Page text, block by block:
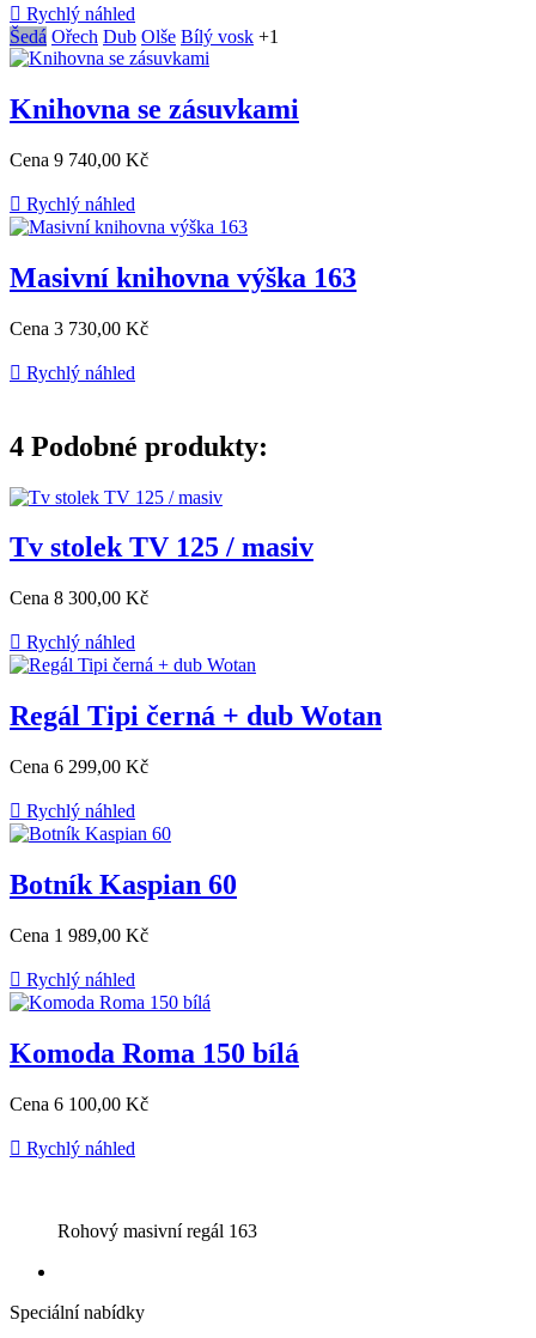
 Rychlý náhled
Šedá Ořech Dub Olše Bílý vosk +1
Knihovna se zásuvkami
Cena 9 740,00 Kč
 Rychlý náhled
Masivní knihovna výška 163
Cena 3 730,00 Kč
 Rychlý náhled
4 Podobné produkty:
Tv stolek TV 125 / masiv
Cena 8 300,00 Kč
 Rychlý náhled
Regál Tipi černá + dub Wotan
Cena 6 299,00 Kč
 Rychlý náhled
Botník Kaspian 60
Cena 1 989,00 Kč
 Rychlý náhled
Komoda Roma 150 bílá
Cena 6 100,00 Kč
 Rychlý náhled
Rohový masivní regál 163
Speciální nabídky